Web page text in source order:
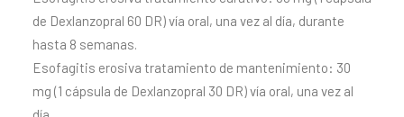
de Dexlanzopral 60 DR) vía oral, una vez al día, durante
hasta 8 semanas.
Esofagitis erosiva tratamiento de mantenimiento: 30
mg (1 cápsula de Dexlanzopral 30 DR) vía oral, una vez al